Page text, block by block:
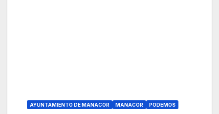
AYUNTAMIENTO DE MANACOR MANACOR PODEMOS